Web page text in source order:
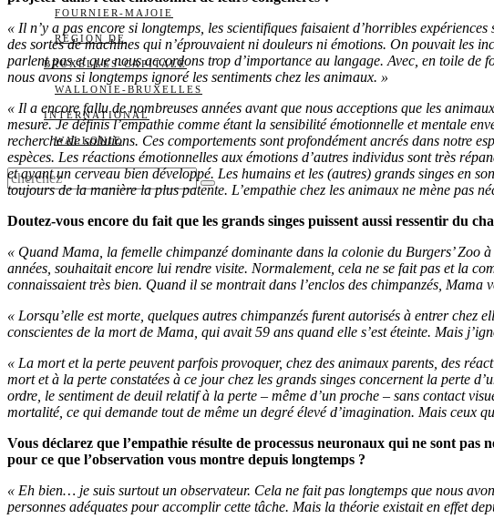
FOURNIER-MAJOIE
RÉGION DE
BRUXELLES-CAPITALE
WALLONIE-BRUXELLES
INTERNATIONAL
WALLONIE
« Il n’y a pas encore si longtemps, les scientifiques faisaient d’horribles
des sortes de machines qui n’éprouvaient ni douleurs ni émotions. On pouvait les
parlent pas et que nous accordons trop d’importance au langage. Avec, en toile de
nous avons si longtemps ignoré les sentiments chez les animaux. »
« Il a encore fallu de nombreuses années avant que nous acceptions que les
mesure. Je définis l’empathie comme étant la sensibilité émotionnelle et mentale
recherche de solutions. Ces comportements sont profondément ancrés dans notre
espèces. Les réactions émotionnelles aux émotions d’autres individus sont très
et ayant un cerveau bien développé. Les humains et les (autres) grands singes en
toujours de la manière la plus patente. L’empathie chez les animaux ne mène pas
Doutez-vous encore du fait que les grands singes puissent aussi ressentir du
« Quand Mama, la femelle chimpanzé dominante dans la colonie du Burgers’
années, souhaitait encore lui rendre visite. Normalement, cela ne se fait pas et la
connaissaient très bien. Quand il se montrait dans l’enclos des chimpanzés, Mama
« Lorsqu’elle est morte, quelques autres chimpanzés furent autorisés à entrer chez
conscientes de la mort de Mama, qui avait 59 ans quand elle s’est éteinte. Mais
« La mort et la perte peuvent parfois provoquer, chez des animaux parents, des
mort et à la perte constatées à ce jour chez les grands singes concernent la perte
ordre, le sentiment de deuil relatif à la perte – même d’un proche – sans contact
mortalité, ce qui demande tout de même un degré élevé d’imagination. Mais ceux
Vous déclarez que l’empathie résulte de processus neuronaux qui ne sont pas
pour ce que l’observation vous montre depuis longtemps ?
« Eh bien… je suis surtout un observateur. Cela ne fait pas longtemps que nous
personnes adéquates pour accomplir cette tâche. Mais la théorie existait en effet